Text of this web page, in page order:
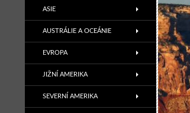
ASIE
AUSTRÁLIE A OCEÁNIE
EVROPA
JIŽNÍ AMERIKA
SEVERNÍ AMERIKA